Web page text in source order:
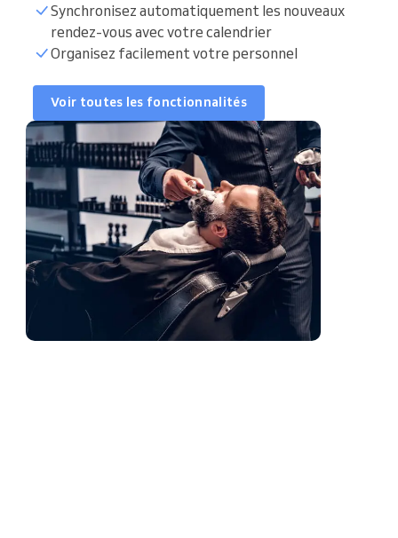
Synchroniser le calendrier
Liste des clients
Heures de réservations
Synchronisez automatiquement les nouveaux
rendez-vous avec votre calendrier
Organisez facilement votre personnel
Voir toutes les fonctionnalités